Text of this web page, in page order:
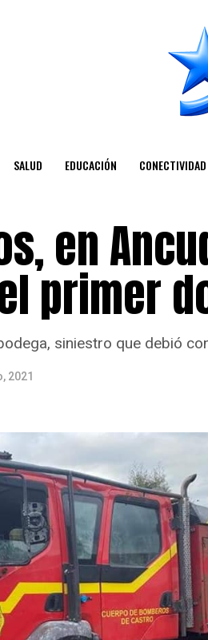
SALUD EDUCACIÓN CONECTIVIDAD
en
primer
siniestro que debió
2021